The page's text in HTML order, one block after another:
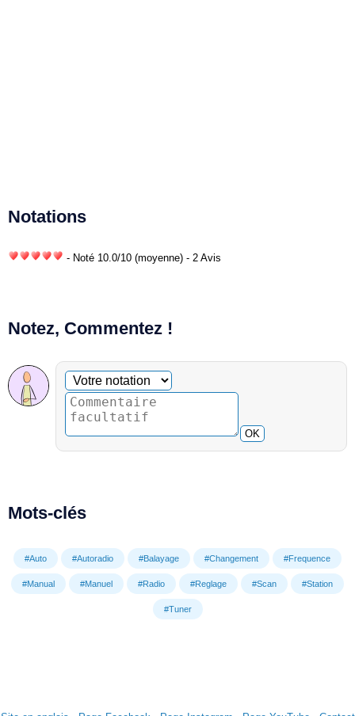
Notations
- Noté 10.0/10 (moyenne) - 2 Avis
Notez, Commentez !
Commentaire facultatif
Votre notation
OK
Mots-clés
#Auto #Autoradio #Balayage #Changement #Frequence
#Manual #Manuel #Radio #Reglage #Scan #Station
#Tuner